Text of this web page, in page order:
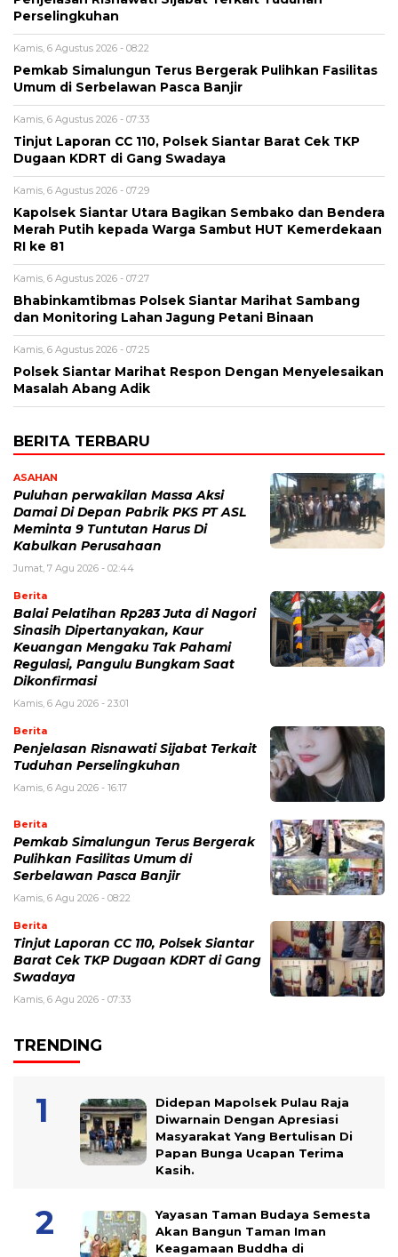
Perselingkuhan
Kamis, 6 Agustus 2026 - 08:22
Pemkab Simalungun Terus Bergerak Pulihkan Fasilitas
Umum di Serbelawan Pasca Banjir
Kamis, 6 Agustus 2026 - 07:33
Tinjut Laporan CC 110, Polsek Siantar Barat Cek TKP
Dugaan KDRT di Gang Swadaya
Kamis, 6 Agustus 2026 - 07:29
Kapolsek Siantar Utara Bagikan Sembako dan Bendera
Merah Putih kepada Warga Sambut HUT Kemerdekaan
RI ke 81
Kamis, 6 Agustus 2026 - 07:27
Bhabinkamtibmas Polsek Siantar Marihat Sambang
dan Monitoring Lahan Jagung Petani Binaan
Kamis, 6 Agustus 2026 - 07:25
Polsek Siantar Marihat Respon Dengan Menyelesaikan
Masalah Abang Adik
BERITA TERBARU
ASAHAN
Puluhan perwakilan Massa Aksi
Damai Di Depan Pabrik PKS PT ASL
Meminta 9 Tuntutan Harus Di
Kabulkan Perusahaan
Jumat, 7 Agu 2026 - 02:44
Berita
Balai Pelatihan Rp283 Juta di Nagori
Sinasih Dipertanyakan, Kaur
Keuangan Mengaku Tak Pahami
Regulasi, Pangulu Bungkam Saat
Dikonfirmasi
Kamis, 6 Agu 2026 - 23:01
Berita
Penjelasan Risnawati Sijabat Terkait
Tuduhan Perselingkuhan
Kamis, 6 Agu 2026 - 16:17
Berita
Pemkab Simalungun Terus Bergerak
Pulihkan Fasilitas Umum di
Serbelawan Pasca Banjir
Kamis, 6 Agu 2026 - 08:22
Berita
Tinjut Laporan CC 110, Polsek Siantar
Barat Cek TKP Dugaan KDRT di Gang
Swadaya
Kamis, 6 Agu 2026 - 07:33
TRENDING
Didepan Mapolsek Pulau Raja
Diwarnain Dengan Apresiasi
Masyarakat Yang Bertulisan Di
Papan Bunga Ucapan Terima
Kasih.
Yayasan Taman Budaya Semesta
Akan Bangun Taman Iman
Keagamaan Buddha di